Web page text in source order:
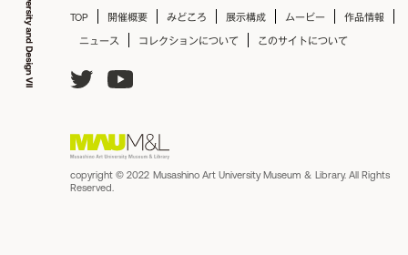
TOP 開催概要 みどころ 展示構成 ムービー 作品情報
ニュース コレクションについて このサイトについて
copyright © 2022 Musashino Art University Museum & Library. All Rights
Reserved.